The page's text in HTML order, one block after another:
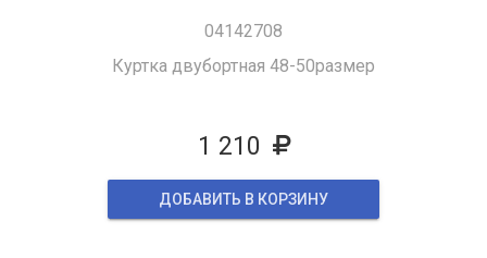
04142708
Куртка двубортная 48-50размер
1 210
ДОБАВИТЬ В КОРЗИНУ